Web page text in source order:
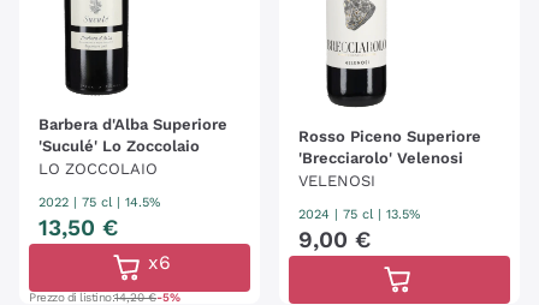
Barbera d'Alba Superiore
'Suculé' Lo Zoccolaio
LO ZOCCOLAIO
2022 | 75 cl | 14.5%
13,50 €
Prezzo di listino:14,20 €-5%
x6
Rosso Piceno Superiore
'Brecciarolo' Velenosi
VELENOSI
2024 | 75 cl | 13.5%
9,00 €